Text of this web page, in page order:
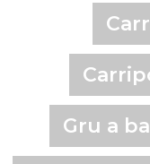
Gru a